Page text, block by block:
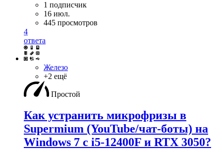
1 подписчик
16 июл.
445 просмотров
4
ответа
Железо
+2 ещё
Простой
Как устранить микрофризы в
Supermium (YouTube/чат-боты) на
Windows 7 с i5-12400F и RTX 3050?